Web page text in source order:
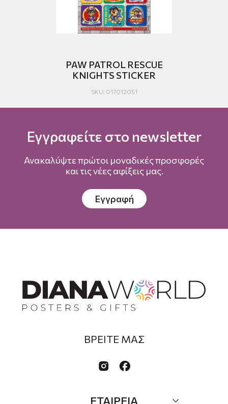
PAW PATROL RESCUE
KNIGHTS STICKER
SKU: 017012051
Εγγραφείτε στο newsletter
Ανακαλύψτε πρώτοι μοναδικές προσφορές
και τις νέες αφίξεις μας.
Εγγραφή
ΒΡΕΙΤΕ ΜΑΣ
 
ΕΤΑΙΡΕΙΑ